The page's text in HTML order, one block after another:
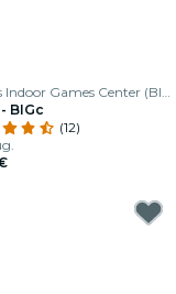
Brussels Indoor Games Center (BIGc) 🕹
BIGc
(12)